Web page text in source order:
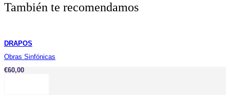
También te recomendamos
DRAPOS
Obras Sinfónicas
€60,00